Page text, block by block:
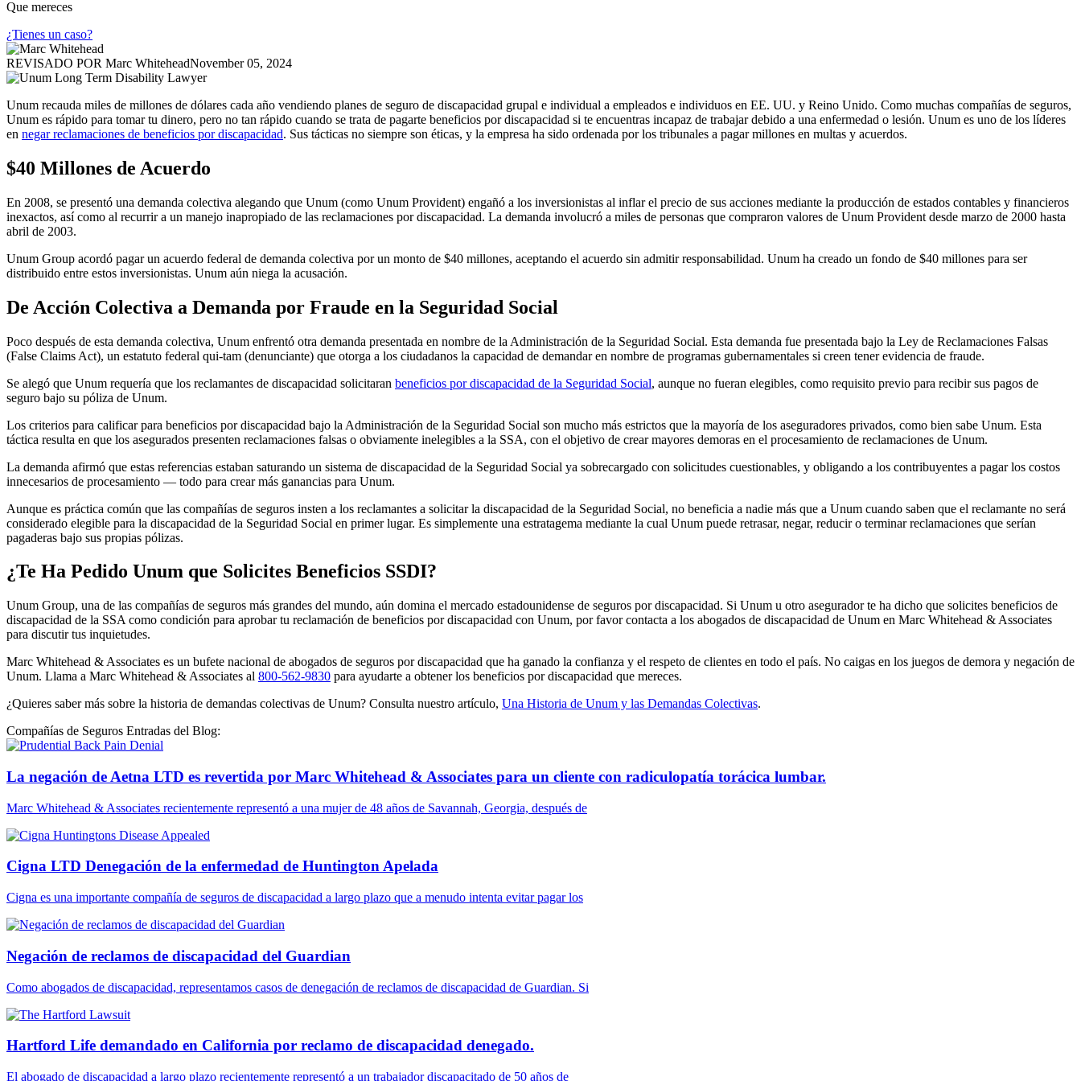
Que mereces
¿Tienes un caso?
REVISADO POR Marc WhiteheadNovember 05, 2024
Unum recauda miles de millones de dólares cada año vendiendo planes de seguro de discapacidad grupal e individual a empleados e individuos en EE. UU. y Reino Unido. Como muchas compañías de seguros,
Unum es rápido para tomar tu dinero, pero no tan rápido cuando se trata de pagarte beneficios por discapacidad si te encuentras incapaz de trabajar debido a una enfermedad o lesión. Unum es uno de los líderes
en negar reclamaciones de beneficios por discapacidad. Sus tácticas no siempre son éticas, y la empresa ha sido ordenada por los tribunales a pagar millones en multas y acuerdos.
$40 Millones de Acuerdo
En 2008, se presentó una demanda colectiva alegando que Unum (como Unum Provident) engañó a los inversionistas al inflar el precio de sus acciones mediante la producción de estados contables y financieros
inexactos, así como al recurrir a un manejo inapropiado de las reclamaciones por discapacidad. La demanda involucró a miles de personas que compraron valores de Unum Provident desde marzo de 2000 hasta
abril de 2003.
Unum Group acordó pagar un acuerdo federal de demanda colectiva por un monto de $40 millones, aceptando el acuerdo sin admitir responsabilidad. Unum ha creado un fondo de $40 millones para ser
distribuido entre estos inversionistas. Unum aún niega la acusación.
De Acción Colectiva a Demanda por Fraude en la Seguridad Social
Poco después de esta demanda colectiva, Unum enfrentó otra demanda presentada en nombre de la Administración de la Seguridad Social. Esta demanda fue presentada bajo la Ley de Reclamaciones Falsas
(False Claims Act), un estatuto federal qui-tam (denunciante) que otorga a los ciudadanos la capacidad de demandar en nombre de programas gubernamentales si creen tener evidencia de fraude.
Se alegó que Unum requería que los reclamantes de discapacidad solicitaran beneficios por discapacidad de la Seguridad Social, aunque no fueran elegibles, como requisito previo para recibir sus pagos de
seguro bajo su póliza de Unum.
Los criterios para calificar para beneficios por discapacidad bajo la Administración de la Seguridad Social son mucho más estrictos que la mayoría de los aseguradores privados, como bien sabe Unum. Esta
táctica resulta en que los asegurados presenten reclamaciones falsas o obviamente inelegibles a la SSA, con el objetivo de crear mayores demoras en el procesamiento de reclamaciones de Unum.
La demanda afirmó que estas referencias estaban saturando un sistema de discapacidad de la Seguridad Social ya sobrecargado con solicitudes cuestionables, y obligando a los contribuyentes a pagar los costos
innecesarios de procesamiento — todo para crear más ganancias para Unum.
Aunque es práctica común que las compañías de seguros insten a los reclamantes a solicitar la discapacidad de la Seguridad Social, no beneficia a nadie más que a Unum cuando saben que el reclamante no será
considerado elegible para la discapacidad de la Seguridad Social en primer lugar. Es simplemente una estratagema mediante la cual Unum puede retrasar, negar, reducir o terminar reclamaciones que serían
pagaderas bajo sus propias pólizas.
¿Te Ha Pedido Unum que Solicites Beneficios SSDI?
Unum Group, una de las compañías de seguros más grandes del mundo, aún domina el mercado estadounidense de seguros por discapacidad. Si Unum u otro asegurador te ha dicho que solicites beneficios de
discapacidad de la SSA como condición para aprobar tu reclamación de beneficios por discapacidad con Unum, por favor contacta a los abogados de discapacidad de Unum en Marc Whitehead & Associates
para discutir tus inquietudes.
Marc Whitehead & Associates es un bufete nacional de abogados de seguros por discapacidad que ha ganado la confianza y el respeto de clientes en todo el país. No caigas en los juegos de demora y negación de
Unum. Llama a Marc Whitehead & Associates al 800-562-9830 para ayudarte a obtener los beneficios por discapacidad que mereces.
¿Quieres saber más sobre la historia de demandas colectivas de Unum? Consulta nuestro artículo, Una Historia de Unum y las Demandas Colectivas.
Compañías de Seguros Entradas del Blog:
La negación de Aetna LTD es revertida por Marc Whitehead & Associates para un cliente con radiculopatía torácica lumbar.
Marc Whitehead & Associates recientemente representó a una mujer de 48 años de Savannah, Georgia, después de
Cigna LTD Denegación de la enfermedad de Huntington Apelada
Cigna es una importante compañía de seguros de discapacidad a largo plazo que a menudo intenta evitar pagar los
Negación de reclamos de discapacidad del Guardian
Como abogados de discapacidad, representamos casos de denegación de reclamos de discapacidad de Guardian. Si
Hartford Life demandado en California por reclamo de discapacidad denegado.
El abogado de discapacidad a largo plazo recientemente representó a un trabajador discapacitado de 50 años de